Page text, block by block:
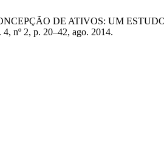
DE ATIVOS: UM
4, nº 2, p. 20–42, ago. 2014.